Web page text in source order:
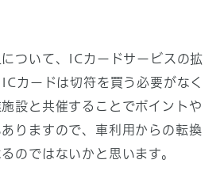
ついて、ICカードサービスの拡
カードは切符を買う必要がなく
設と共催することでポイントや
りますので、車利用からの転換
のではないかと思います。